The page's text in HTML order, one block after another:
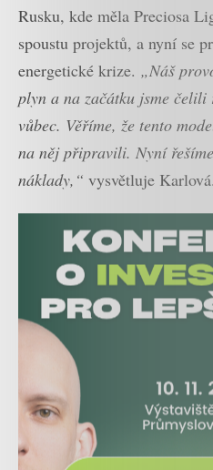
Rusku, kde měla Preciosa
spoustu projektů, a nyní se
energetické krize. „Náš
plyn a na začátku jsme čelili
vůbec. Věříme, že tento
na něj připravili. Nyní
náklady,“ vysvětluje Karlová.